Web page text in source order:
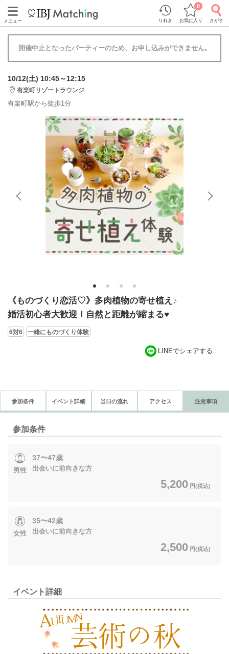
メニュー りれき お気に入り
0
さがす
開催中止となったパーティーのため、お申し込みができません。
10/12(土) 10:45～12:15
有楽町リゾートラウンジ
有楽町駅から徒歩1分
1 2 3 4
《ものづくり恋活♡》多肉植物の寄せ植え♪
婚活初心者大歓迎！自然と距離が縮まる♥
6対6 一緒にものづくり体験
LINEでシェアする
参加条件 イベント詳細 当日の流れ アクセス 注意事項
参加条件
男性
37〜47歳
出会いに前向きな方
5,200 円(税込)
女性
35〜42歳
出会いに前向きな方
2,500 円(税込)
イベント詳細